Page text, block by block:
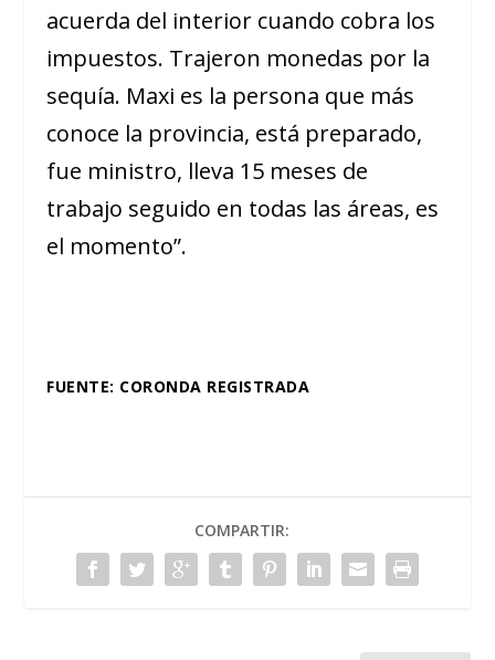
acuerda del interior cuando cobra los
impuestos. Trajeron monedas por la
sequía. Maxi es la persona que más
conoce la provincia, está preparado,
fue ministro, lleva 15 meses de
trabajo seguido en todas las áreas, es
el momento”.
FUENTE: CORONDA REGISTRADA
COMPARTIR: